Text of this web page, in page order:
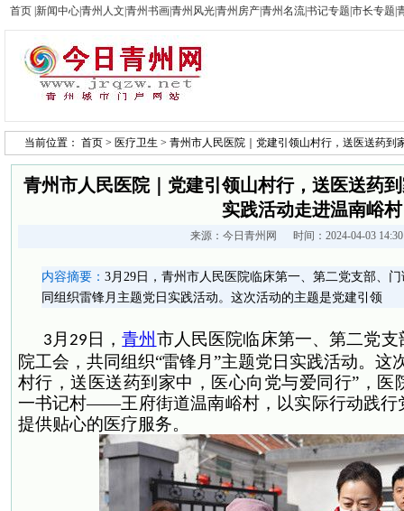
首页 新闻中心青州人文 青州书画青州风光青州房产青州名流书记专题 市长专题
当前位置： 首页 > 医疗卫生 > 青州市人民医院｜党建引领山村行，送医送药到
青州市人民医院｜党建引领山村行，送医送药
实践活动走进温南峪村
来源： 今日青州网 时间：2024-04-03
内容摘要： 3月29日，青州市人民医院临床第一、第二党支部、
同组织雷锋月主题党日实践活动。这次活动的主题是党建引领
3 月 29 日，青州 市人民医院临床第一、第二党
院工会，共同组织“雷锋月”主题党日实践活动。这
村行，送医送药到家中，医心向党与爱同行”，医
一书记村——王府街道温南峪村，以实际行动践行
提供贴心的医疗服务。